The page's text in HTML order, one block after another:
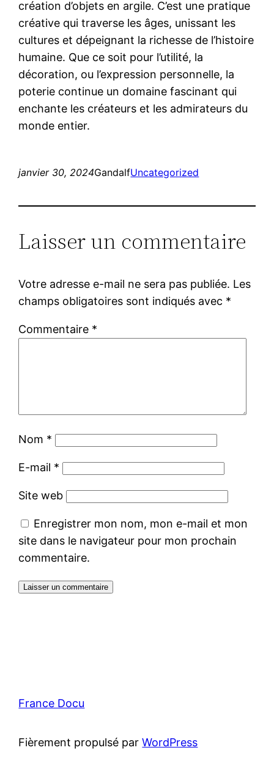
création d’objets en argile. C’est une pratique
créative qui traverse les âges, unissant les
cultures et dépeignant la richesse de l’histoire
humaine. Que ce soit pour l’utilité, la
décoration, ou l’expression personnelle, la
poterie continue un domaine fascinant qui
enchante les créateurs et les admirateurs du
monde entier.
janvier 30, 2024GandalfUncategorized
Laisser un commentaire
Votre adresse e-mail ne sera pas publiée. Les
champs obligatoires sont indiqués avec *
Commentaire *
Nom *
E-mail *
Site web
Enregistrer mon nom, mon e-mail et mon
site dans le navigateur pour mon prochain
commentaire.
France Docu
Fièrement propulsé parWordPress